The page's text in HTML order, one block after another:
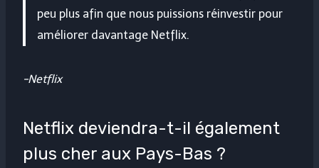
peu plus afin que nous puissions réinvestir pour
améliorer davantage Netflix.
-Netflix
Netflix deviendra-t-il également
plus cher aux Pays-Bas ?